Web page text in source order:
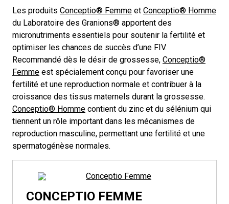
Les produits Conceptio® Femme et Conceptio® Homme
du Laboratoire des Granions® apportent des
micronutriments essentiels pour soutenir la fertilité et
optimiser les chances de succès d’une FIV.
Recommandé dès le désir de grossesse, Conceptio®
Femme est spécialement conçu pour favoriser une
fertilité et une reproduction normale et contribuer à la
croissance des tissus maternels durant la grossesse.
Conceptio® Homme contient du zinc et du sélénium qui
tiennent un rôle important dans les mécanismes de
reproduction masculine, permettant une fertilité et une
spermatogénèse normales.
CONCEPTIO FEMME